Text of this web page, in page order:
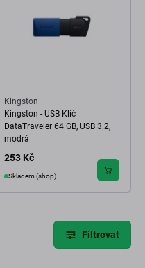
Kingston
Kingston - USB Klíč
DataTraveler 64 GB, USB 3.2,
modrá
253 Kč
Skladem (shop)
Filtrovat